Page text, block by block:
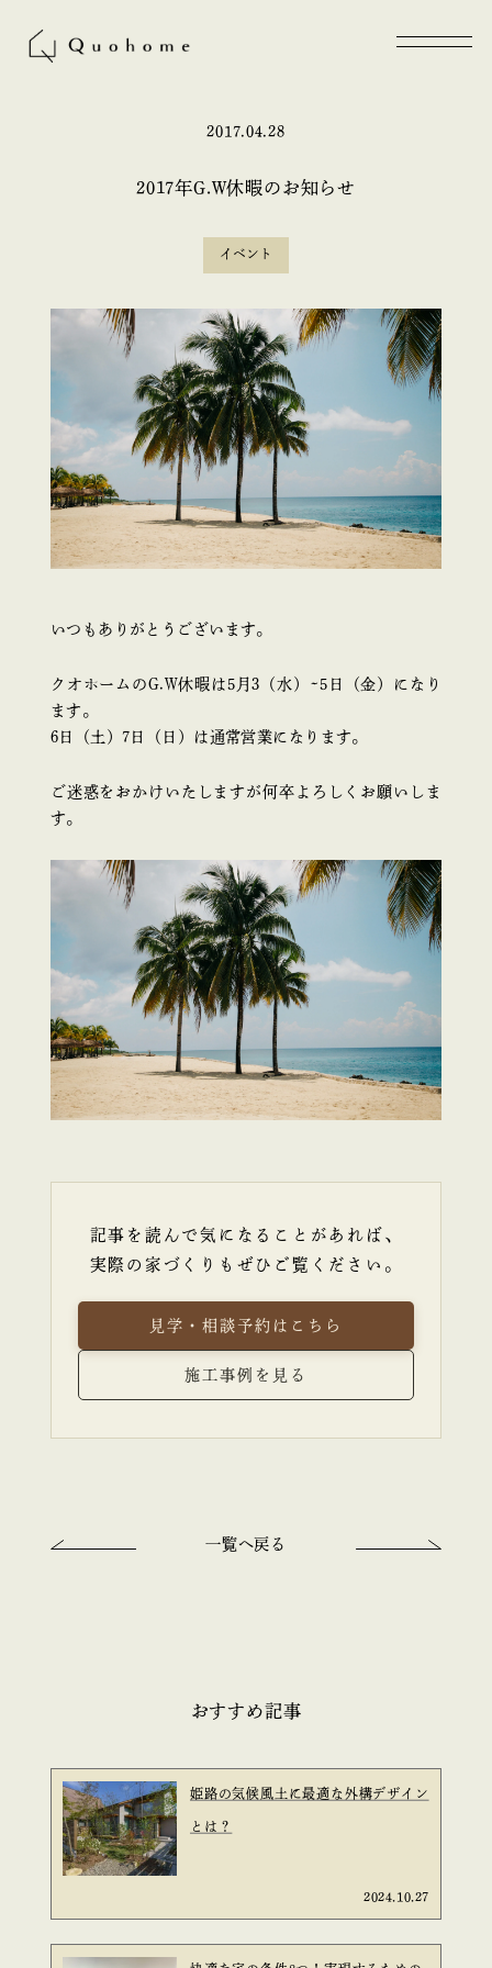
2017.04.28
2017年G.W休暇のお知らせ
イベント
いつもありがとうございます。
クオホームのG.W休暇は5月3（水）~5日（金）になり
ます。
6日（土）7日（日）は通常営業になります。
ご迷惑をおかけいたしますが何卒よろしくお願いしま
す。
記事を読んで気になることがあれば、
実際の家づくりもぜひご覧ください。
見学・相談予約はこちら
施工事例を見る
一覧へ戻る
おすすめ記事
姫路の気候風土に最適な外構デザイン
とは？
2024.10.27